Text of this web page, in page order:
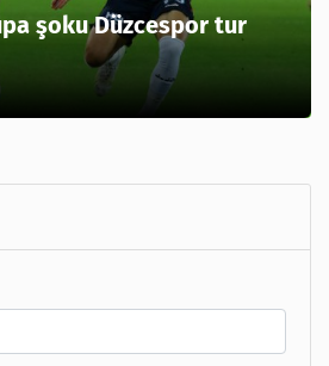
şoku Düzcespor tur